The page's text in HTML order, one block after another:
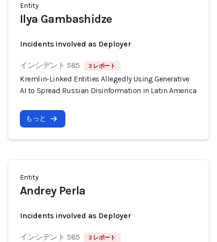
Entity
Ilya Gambashidze
Incidents involved as Deployer
インシデント 585 3 レポート
Kremlin-Linked Entities Allegedly Using Generative
AI to Spread Russian Disinformation in Latin America
もっと
Entity
Andrey Perla
Incidents involved as Deployer
インシデント 585 3 レポート